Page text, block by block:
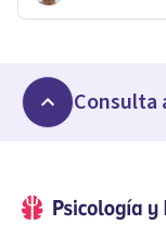
Consulta